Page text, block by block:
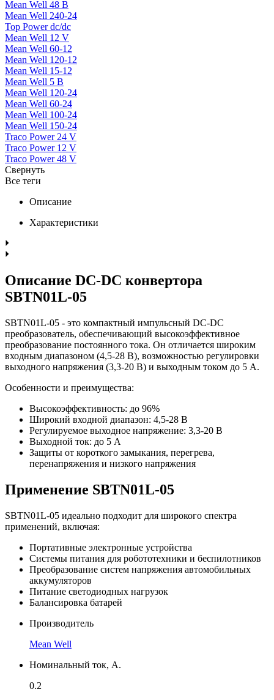
Mean Well 48 В
Mean Well 240-24
Top Power dc/dc
Mean Well 12 V
Mean Well 60-12
Mean Well 120-12
Mean Well 15-12
Mean Well 5 В
Mean Well 120-24
Mean Well 60-24
Mean Well 100-24
Mean Well 150-24
Traco Power 24 V
Traco Power 12 V
Traco Power 48 V
Свернуть
Все теги
Описание
Характеристики
Описание DC-DC конвертора
SBTN01L-05
SBTN01L-05 - это компактный импульсный DC-DC
преобразователь, обеспечивающий высокоэффективное
преобразование постоянного тока. Он отличается широким
входным диапазоном (4,5-28 В), возможностью регулировки
выходного напряжения (3,3-20 В) и выходным током до 5 А.
Особенности и преимущества:
Высокоэффективность: до 96%
Широкий входной диапазон: 4,5-28 В
Регулируемое выходное напряжение: 3,3-20 В
Выходной ток: до 5 А
Защиты от короткого замыкания, перегрева,
перенапряжения и низкого напряжения
Применение SBTN01L-05
SBTN01L-05 идеально подходит для широкого спектра
применений, включая:
Портативные электронные устройства
Системы питания для робототехники и беспилотников
Преобразование систем напряжения автомобильных
аккумуляторов
Питание светодиодных нагрузок
Балансировка батарей
Производитель
Mean Well
Номинальный ток, А.
0.2